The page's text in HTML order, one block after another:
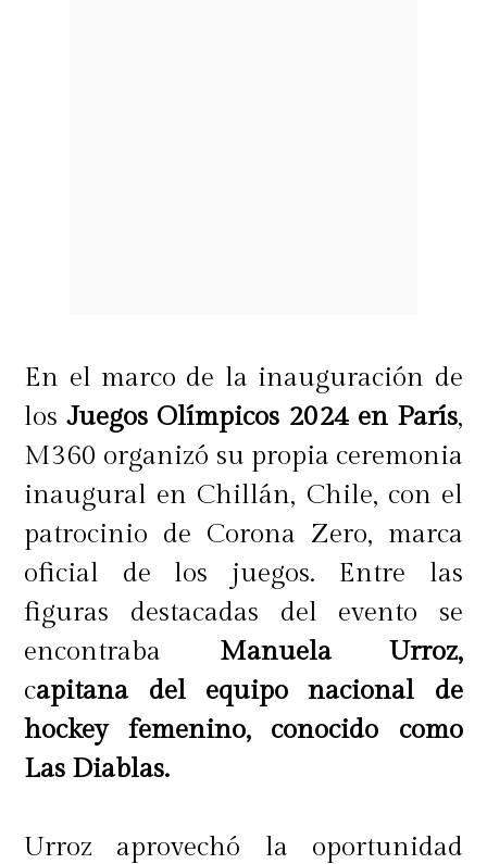
En el marco de la inauguración de
losJuegos Olímpicos 2024 en París,
M360 organizó su propia ceremonia
inaugural en Chillán, Chile, con el
patrocinio de Corona Zero, marca
oficial de los juegos. Entre las
figuras destacadas del evento se
encontraba Manuela Urroz,
capitana del equipo nacional de
hockey femenino, conocido como
Las Diablas.
Urroz aprovechó la oportunidad